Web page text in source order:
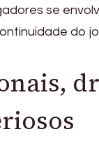
se
do